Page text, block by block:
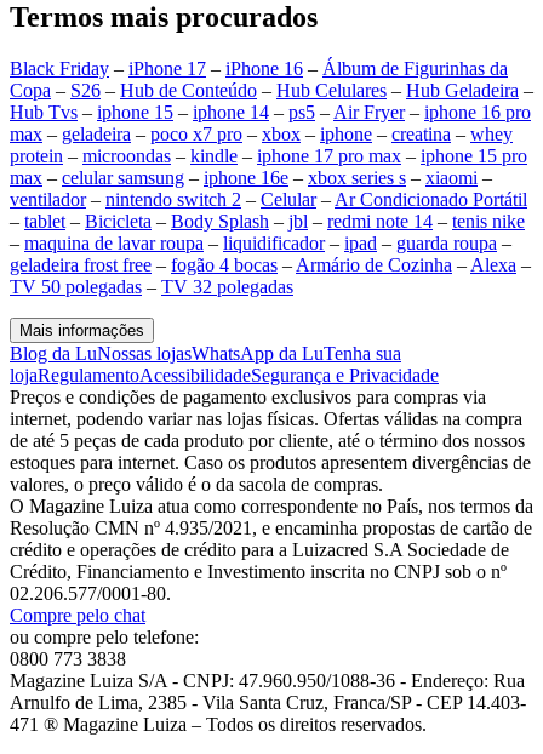
Termos mais procurados
Black Friday – iPhone 17 – iPhone 16 – Álbum de Figurinhas da
Copa – S26 – Hub de Conteúdo – Hub Celulares – Hub Geladeira –
Hub Tvs – iphone 15 – iphone 14 – ps5 – Air Fryer– iphone 16 pro
max – geladeira – poco x7 pro – xbox – iphone – creatina – whey
protein – microondas – kindle – iphone 17 pro max – iphone 15 pro
max – celular samsung – iphone 16e – xbox series s – xiaomi –
ventilador– nintendo switch 2 – Celular– Ar Condicionado Portátil
– tablet – Bicicleta – Body Splash – jbl – redmi note 14 – tenis nike
– maquina de lavar roupa – liquidificador– ipad – guarda roupa –
geladeira frost free – fogão 4 bocas – Armário de Cozinha – Alexa –
TV 50 polegadas – TV 32 polegadas
Mais informações
Blog da LuNossas lojasWhatsApp da LuTenha sua
lojaRegulamentoAcessibilidadeSegurança e Privacidade
Preços e condições de pagamento exclusivos para compras via
internet, podendo variar nas lojas físicas. Ofertas válidas na compra
de até 5 peças de cada produto por cliente, até o término dos nossos
estoques para internet. Caso os produtos apresentem divergências de
valores, o preço válido é o da sacola de compras.
O Magazine Luiza atua como correspondente no País, nos termos da
Resolução CMN nº 4.935/2021, e encaminha propostas de cartão de
crédito e operações de crédito para a Luizacred S.A Sociedade de
Crédito, Financiamento e Investimento inscrita no CNPJ sob o nº
02.206.577/0001-80.
Compre pelo chat
ou compre pelo telefone:
0800 773 3838
Magazine Luiza S/A - CNPJ: 47.960.950/1088-36 - Endereço: Rua
Arnulfo de Lima, 2385 - Vila Santa Cruz, Franca/SP - CEP 14.403-
471 ® Magazine Luiza – Todos os direitos reservados.